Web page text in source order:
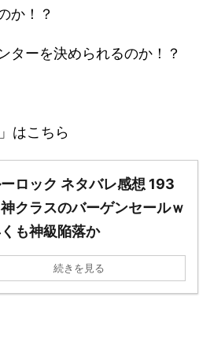
か！？
ターを決められるのか！？
はこちら
ロック ネタバレ感想 193
クラスのバーゲンセールｗ
も神級陥落か
続きを見る